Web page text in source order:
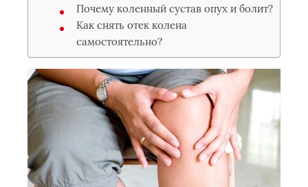
Почему коленный сустав опух и болит?
Как снять отек колена
самостоятельно?